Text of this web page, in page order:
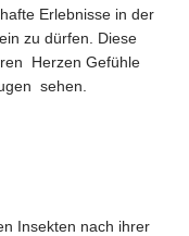
Erlebnisse in der
zu dürfen. Diese
Herzen Gefühle
sehen.
Insekten nach ihrer